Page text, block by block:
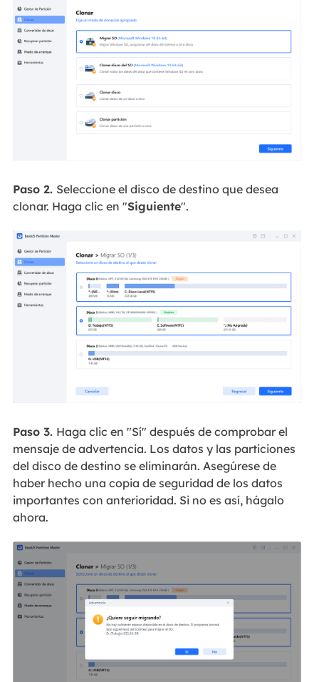
Paso 2. Seleccione el disco de destino que desea
clonar. Haga clic en "Siguiente".
Paso 3. Haga clic en "Sí" después de comprobar el
mensaje de advertencia. Los datos y las particiones
del disco de destino se eliminarán. Asegúrese de
haber hecho una copia de seguridad de los datos
importantes con anterioridad. Si no es así, hágalo
ahora.